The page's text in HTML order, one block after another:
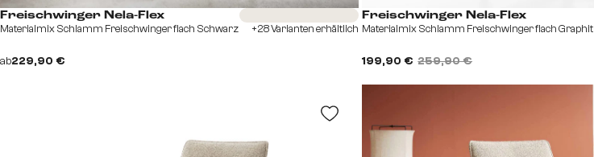
Freischwinger Nela-Flex
Materialmix Schlamm Freischwinger flach Schwarz
ab229,90 €
Sofort versandfertig
+28 Varianten erhältlich
Freischwinger Nela-Flex
Materialmix Schlamm Freischwinger flach Graphit
199,90 € 259,90 €